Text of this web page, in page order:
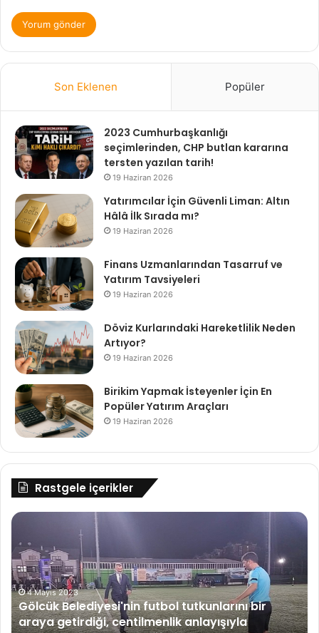
Son Eklenen Popüler
2023 Cumhurbaşkanlığı
seçimlerinden, CHP butlan kararına
tersten yazılan tarih!
19 Haziran 2026
Yatırımcılar İçin Güvenli Liman: Altın
Hâlâ İlk Sırada mı?
19 Haziran 2026
Finans Uzmanlarından Tasarruf ve
Yatırım Tavsiyeleri
19 Haziran 2026
Döviz Kurlarındaki Hareketlilik Neden
Artıyor?
19 Haziran 2026
Birikim Yapmak İsteyenler İçin En
Popüler Yatırım Araçları
19 Haziran 2026
Rastgele içerikler
Gölcük
futbol
tutkunlarını
bir
araya
getirdiği,
centilmenlik
4 Mayıs 2023
Gölcük Belediyesi'nin futbol tutkunlarını bir
araya getirdiği, centilmenlik anlayışıyla